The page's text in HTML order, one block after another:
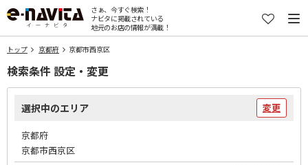
さぁ、今すぐ検索！
ナビタに掲載されている
地元のお店の情報が満載！
トップ 京都府 京都市西京区
検索条件 設定・変更
選択中のエリア 変更
京都府
京都市西京区